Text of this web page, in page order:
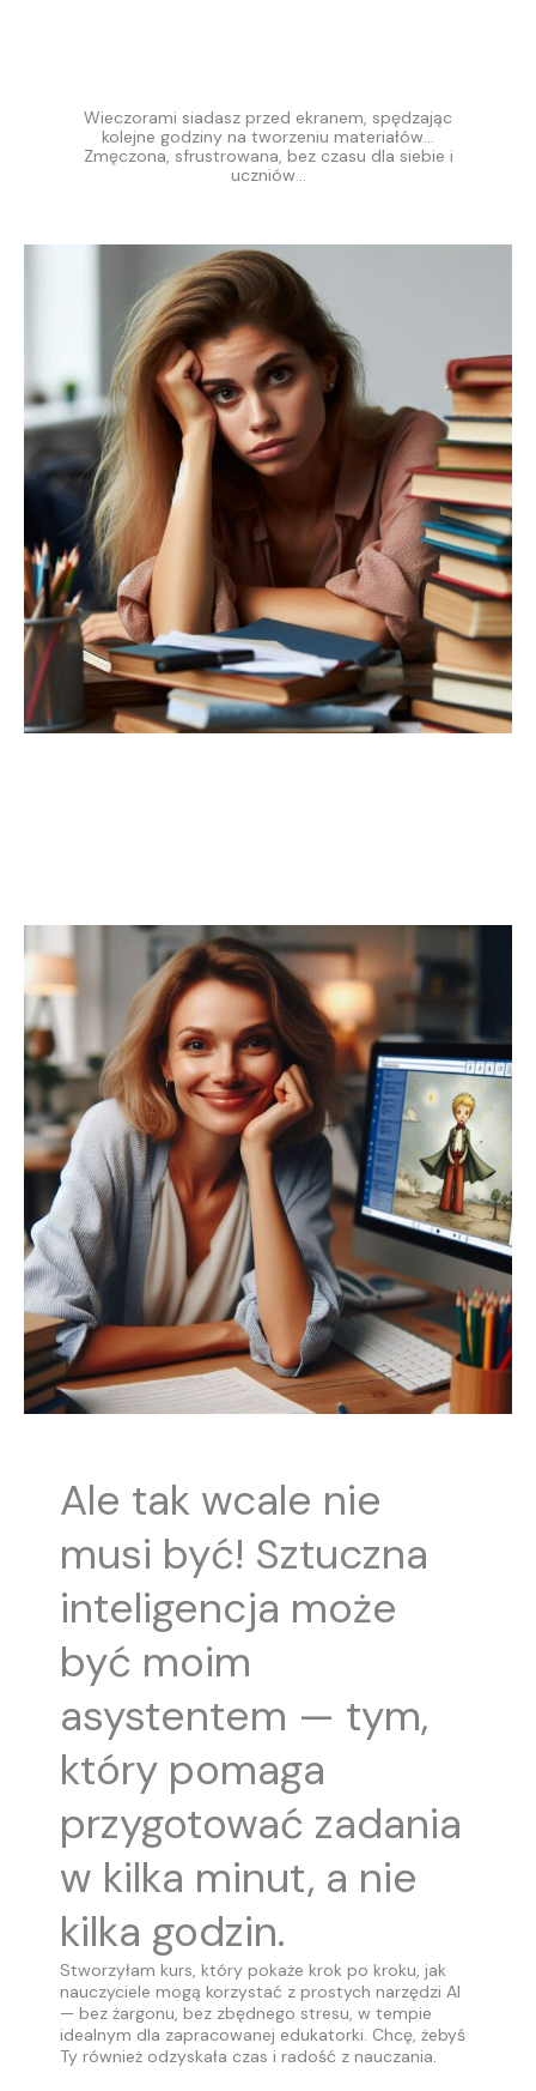
Wieczorami siadasz przed ekranem, spędzając
kolejne godziny na tworzeniu materiałów...
Zmęczona, sfrustrowana, bez czasu dla siebie i
uczniów...
Ale tak wcale nie
musi być! Sztuczna
inteligencja może
być moim
asystentem — tym,
który pomaga
przygotować zadania
w kilka minut, a nie
kilka godzin.
Stworzyłam kurs, który pokaże krok po kroku, jak
nauczyciele mogą korzystać z prostych narzędzi AI
— bez żargonu, bez zbędnego stresu, w tempie
idealnym dla zapracowanej edukatorki. Chcę, żebyś
Ty również odzyskała czas i radość z nauczania.